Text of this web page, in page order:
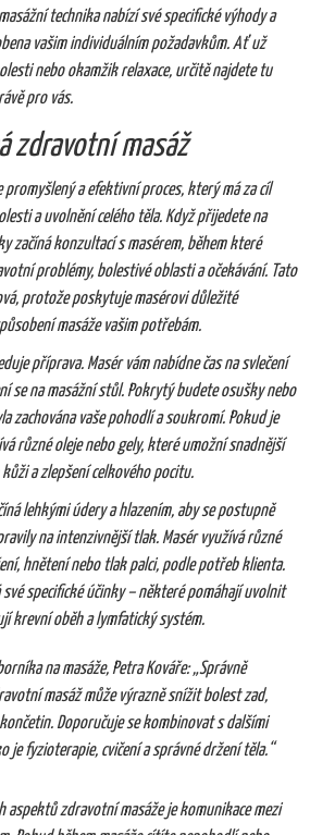
technika nabízí své specifické výhody a
vašim individuálním požadavkům. Ať už
nebo okamžik relaxace, určitě najdete tu
pro vás.
zdravotní masáž
promyšlený a efektivní proces, který má za cíl
a uvolnění celého těla. Když přijedete na
začíná konzultací s masérem, během které
problémy, bolestivé oblasti a očekávání. Tato
protože poskytuje masérovi důležité
masáže vašim potřebám.
příprava. Masér vám nabídne čas na svlečení
se na masážní stůl. Pokrytý budete osušky nebo
zachována vaše pohodlí a soukromí. Pokud je
různé oleje nebo gely, které umožní snadnější
a zlepšení celkového pocitu.
lehkými údery a hlazením, aby se postupně
na intenzivnější tlak. Masér využívá různé
hnětení nebo tlak palci, podle potřeb klienta.
své specifické účinky – některé pomáhají uvolnit
krevní oběh a lymfatický systém.
na masáže, Petra Kováře: „Správně
masáž může výrazně snížit bolest zad,
Doporučuje se kombinovat s dalšími
je fyzioterapie, cvičení a správné držení těla.“
aspektů zdravotní masáže je komunikace mezi